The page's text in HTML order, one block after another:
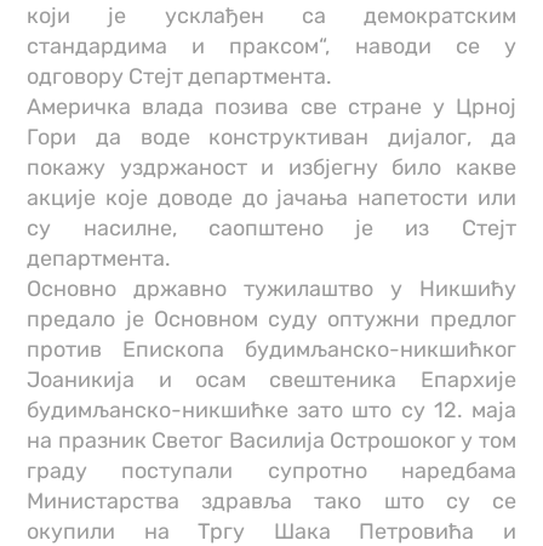
који је усклађен са демократским
стандардима и праксом“, наводи се у
одговору Стејт департмента.
Америчка влада позива све стране у Црној
Гори да воде конструктиван дијалог, да
покажу уздржаност и избјегну било какве
акције које доводе до јачања напетости или
су насилне, саопштено је из Стејт
департмента.
Основно државно тужилаштво у Никшићу
предало је Основном суду оптужни предлог
против Епископа будимљанско-никшићког
Јоаникија и осам свештеника Епархије
будимљанско-никшићке зато што су 12. маја
на празник Светог Василија Острошоког у том
граду поступали супротно наредбама
Министарства здравља тако што су се
окупили на Тргу Шака Петровића и